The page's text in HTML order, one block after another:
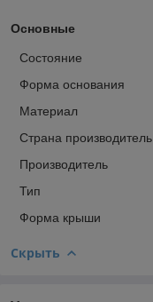
Основные
Состояние
Форма основания
Материал
Страна производитель
Производитель
Тип
Форма крыши
Скрыть